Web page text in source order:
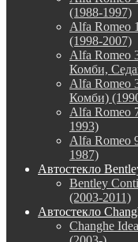
(1988-1997)
Alfa Romeo
(1998-2007)
Alfa Romeo
Комби,
Alfa Romeo
Комби)
Alfa Romeo
1993)
Alfa Romeo
1987)
Автостекло
Bentley
(2003-2011)
Автостекло
Changhe